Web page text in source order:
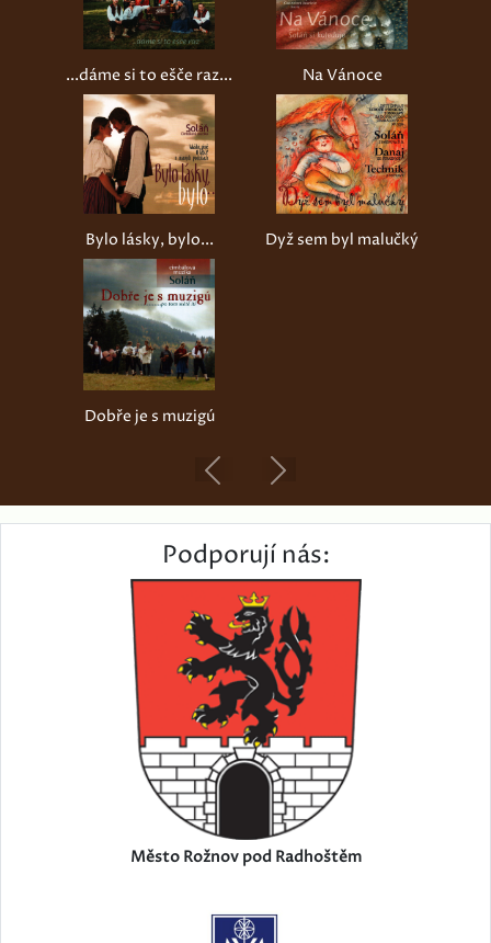
...dáme si to ešče raz... Na Vánoce
Bylo lásky, bylo... Dyž sem byl malučký
Dobře je s muzigú
Previous
Podporují nás:
Město Rožnov pod Radhoštěm